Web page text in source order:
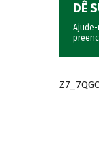
DÊ
Ajude-